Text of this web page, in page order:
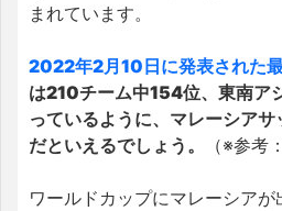
まれています。
2022年2月10日に発表された
は210チーム中154位、東南ア
っているように、マレーシア
だといえるでしょう。
（※参考
ワールドカップにマレーシア